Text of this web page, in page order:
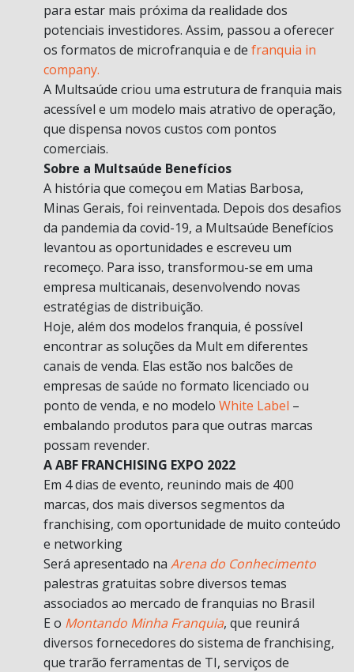
para estar mais próxima da realidade dos
potenciais investidores. Assim, passou a oferecer
os formatos de microfranquia e de franquia in
company.
A Multsaúde criou uma estrutura de franquia mais
acessível e um modelo mais atrativo de operação,
que dispensa novos custos com pontos
comerciais.
Sobre a Multsaúde Benefícios
A história que começou em Matias Barbosa,
Minas Gerais, foi reinventada. Depois dos desafios
da pandemia da covid-19, a Multsaúde Benefícios
levantou as oportunidades e escreveu um
recomeço. Para isso, transformou-se em uma
empresa multicanais, desenvolvendo novas
estratégias de distribuição.
Hoje, além dos modelos franquia, é possível
encontrar as soluções da Mult em diferentes
canais de venda. Elas estão nos balcões de
empresas de saúde no formato licenciado ou
ponto de venda, e no modelo White Label –
embalando produtos para que outras marcas
possam revender.
A ABF FRANCHISING EXPO 2022
Em 4 dias de evento, reunindo mais de 400
marcas, dos mais diversos segmentos da
franchising, com oportunidade de muito conteúdo
e networking
Será apresentado na Arena do Conhecimento
palestras gratuitas sobre diversos temas
associados ao mercado de franquias no Brasil
E o Montando Minha Franquia, que reunirá
diversos fornecedores do sistema de franchising,
que trarão ferramentas de TI, serviços de